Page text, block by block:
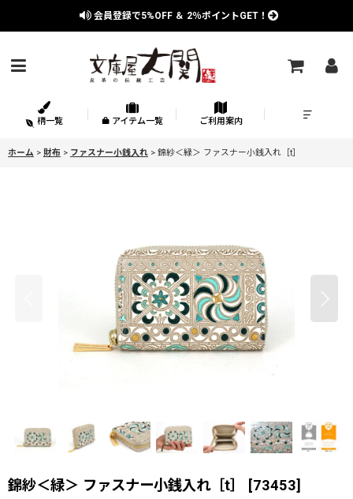
会員登録で5%OFF ＆ 2％ポイントGET！
柄一覧 アイテム一覧 ご利用案内
ホーム > 財布 > ファスナー小銭入れ > 錦紗＜緑＞ ファスナー小銭入れ［t］
錦紗＜緑＞ ファスナー小銭入れ［t］ [73453]